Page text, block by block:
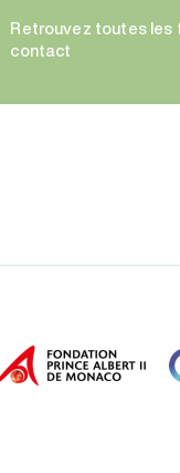
Retrouvez toutes les
contact